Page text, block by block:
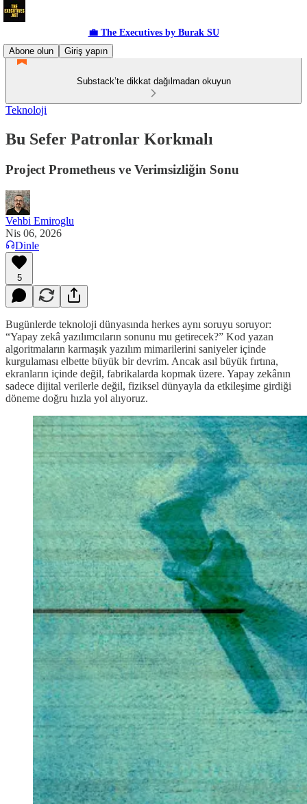
💼 The Executives by Burak SU
Abone olun
Giriş yapın
Substack’te dikkat dağılmadan okuyun
Teknoloji
Bu Sefer Patronlar Korkmalı
Project Prometheus ve Verimsizliğin Sonu
Vehbi Emiroglu
Nis 06, 2026
Dinle
5
Bugünlerde teknoloji dünyasında herkes aynı soruyu soruyor:
“Yapay zekâ yazılımcıların sonunu mu getirecek?” Kod yazan
algoritmaların karmaşık yazılım mimarilerini saniyeler içinde
kurgulaması elbette büyük bir devrim. Ancak asıl büyük fırtına,
ekranların içinde değil, fabrikalarda kopmak üzere. Yapay zekânın
sadece dijital verilerle değil, fiziksel dünyayla da etkileşime girdiği
döneme doğru hızla yol alıyoruz.